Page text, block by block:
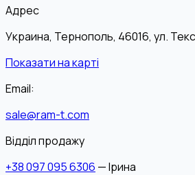
Адрес
Украина, Тернополь, 46016, ул.
Показати на карті
Email:
sale@ram-t.com
Відділ продажу
+38 097 095 6306 — Ірина